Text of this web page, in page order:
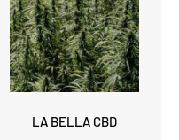
LA BELLA CBD